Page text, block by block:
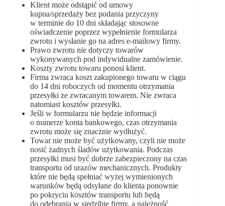
Klient może odstąpić od umowy
kupna/sprzedaży bez podania przyczyny
w terminie do 10 dni składając stosowne
oświadczenie poprzez wypełnienie formularza
zwrotu i wysłanie go na adres e-mailowy firmy.
Prawo zwrotu nie dotyczy towarów
wykonywanych pod indywidualne zamówienie.
Koszty zwrotu towaru ponosi klient.
Firma zwraca koszt zakupionego towaru w ciągu
do 14 dni roboczych od momentu otrzymania
przesyłki ze zwracanym towarem. Nie zwraca
natomiast kosztów przesyłki.
Jeśli w formularzu nie będzie informacji
o numerze konta bankowego, czas otrzymania
zwrotu może się znacznie wydłużyć.
Towar nie może być użytkowany, czyli nie może
nosić żadnych śladów użytkowania. Podczas
przesyłki musi być dobrze zabezpieczony na czas
transportu od urazów mechanicznych. Produkty
które nie będą spełniać wyżej wymienionych
warunków będą odsyłane do klienta ponownie
po pokryciu kosztów transportu lub będą
do odebrania w siedzibie firmy, a należność